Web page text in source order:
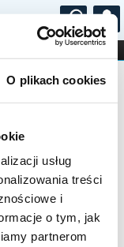
O plikach cookies
usług
treści
i
o tym, jak
partnerom
...
STAND-UP
kasie.
e-mail: